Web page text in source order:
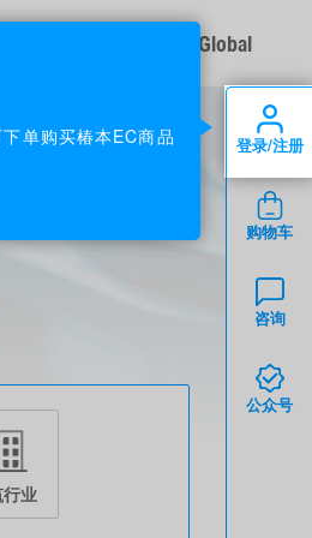
Global
加入我们
业
登录/注册
购物车
咨询
公众号
单购买椿本EC商品